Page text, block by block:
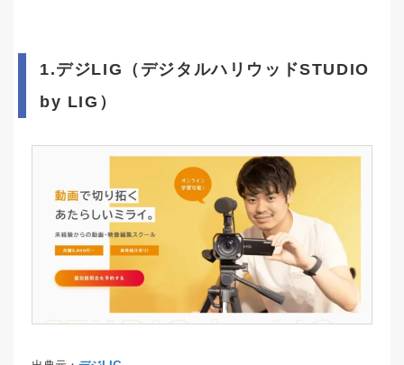
1.デジLIG（デジタルハリウッドSTUDIO
by LIG）